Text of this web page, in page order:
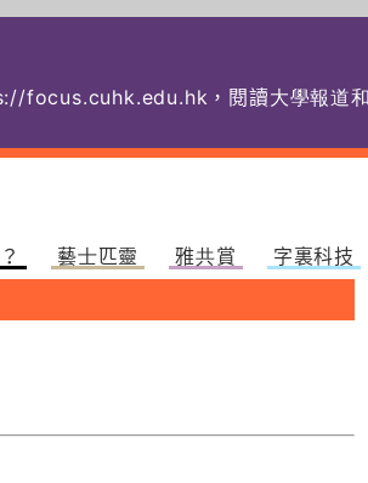
focus.cuhk.edu.hk，閱讀大學報道
藝士匹靈 雅共賞 字裏科技